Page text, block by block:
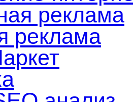
реклама
реклама